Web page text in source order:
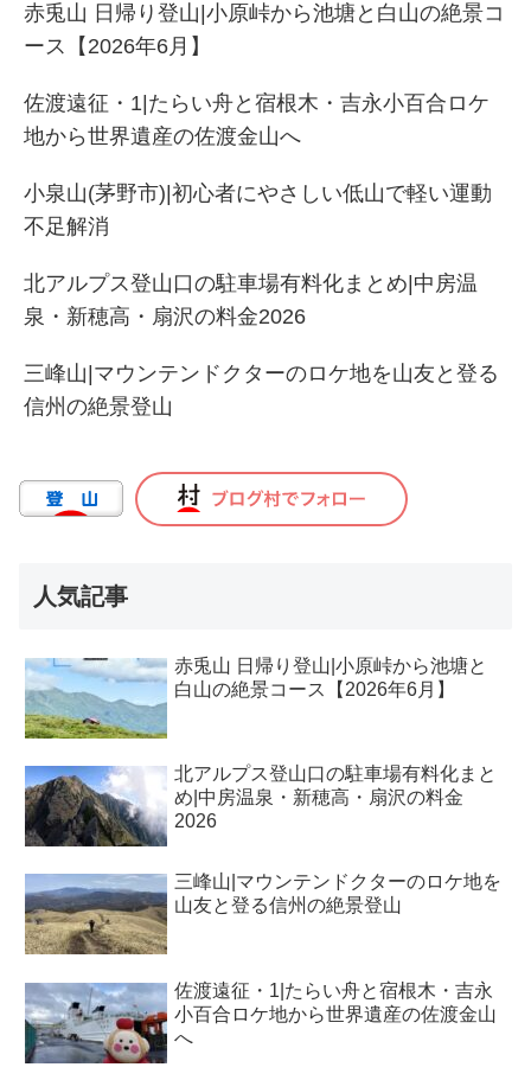
赤兎山 日帰り登山|小原峠から池塘と白山の絶景コ
ース【2026年6月】
佐渡遠征・1|たらい舟と宿根木・吉永小百合ロケ
地から世界遺産の佐渡金山へ
小泉山(茅野市)|初心者にやさしい低山で軽い運動
不足解消
北アルプス登山口の駐車場有料化まとめ|中房温
泉・新穂高・扇沢の料金2026
三峰山|マウンテンドクターのロケ地を山友と登る
信州の絶景登山
人気記事
赤兎山 日帰り登山|小原峠から池塘と
白山の絶景コース【2026年6月】
北アルプス登山口の駐車場有料化まと
め|中房温泉・新穂高・扇沢の料金
2026
三峰山|マウンテンドクターのロケ地を
山友と登る信州の絶景登山
佐渡遠征・1|たらい舟と宿根木・吉永
小百合ロケ地から世界遺産の佐渡金山
へ